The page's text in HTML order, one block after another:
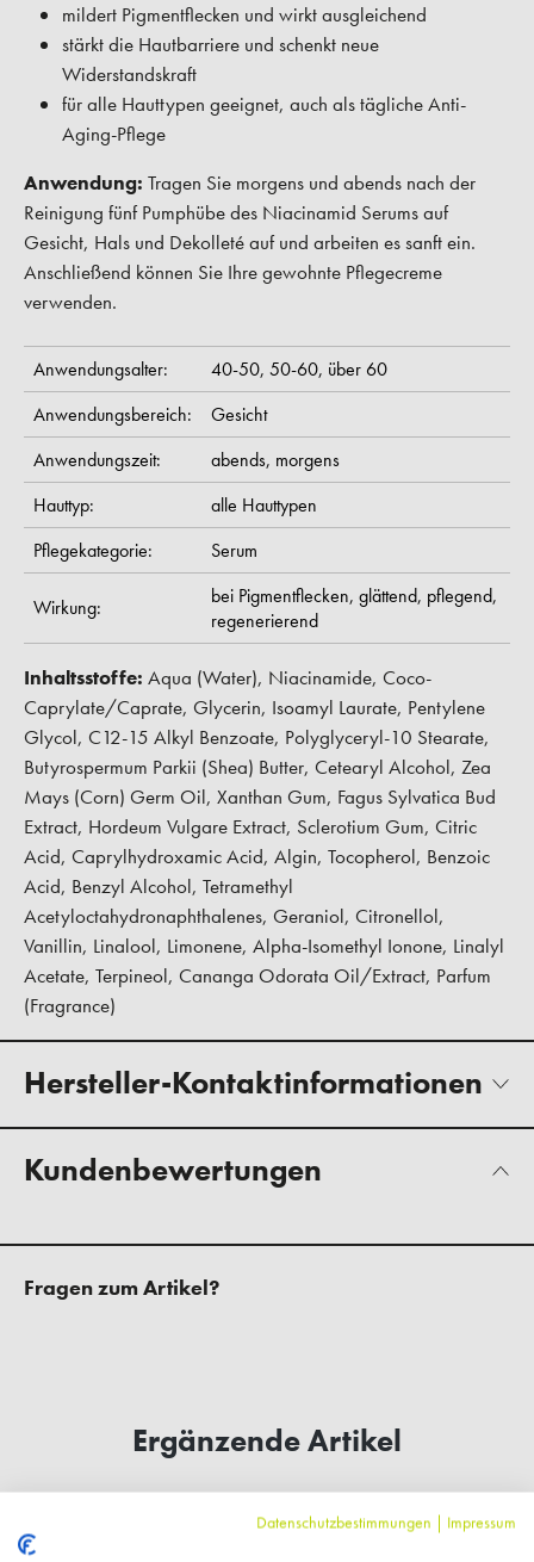
mildert Pigmentflecken und wirkt ausgleichend
stärkt die Hautbarriere und schenkt neue
Widerstandskraft
für alle Hauttypen geeignet, auch als tägliche Anti-
Aging-Pflege
Anwendung: Tragen Sie morgens und abends nach der
Reinigung fünf Pumphübe des Niacinamid Serums auf
Gesicht, Hals und Dekolleté auf und arbeiten es sanft ein.
Anschließend können Sie Ihre gewohnte Pflegecreme
verwenden.
Anwendungsalter: 40-50, 50-60, über 60
Anwendungsbereich:
Gesicht
Anwendungszeit:
abends, morgens
Hauttyp:
alle Hauttypen
Pflegekategorie:
Serum
Wirkung: bei Pigmentflecken, glättend, pflegend,
regenerierend
Inhaltsstoffe: Aqua (Water), Niacinamide, Coco-
Caprylate/Caprate, Glycerin, Isoamyl Laurate, Pentylene
Glycol, C12-15 Alkyl Benzoate, Polyglyceryl-10 Stearate,
Butyrospermum Parkii (Shea) Butter, Cetearyl Alcohol, Zea
Mays (Corn) Germ Oil, Xanthan Gum, Fagus Sylvatica Bud
Extract, Hordeum Vulgare Extract, Sclerotium Gum, Citric
Acid, Caprylhydroxamic Acid, Algin, Tocopherol, Benzoic
Acid, Benzyl Alcohol, Tetramethyl
Acetyloctahydronaphthalenes, Geraniol, Citronellol,
Vanillin, Linalool, Limonene, Alpha-Isomethyl Ionone, Linalyl
Acetate, Terpineol, Cananga Odorata Oil/Extract, Parfum
(Fragrance)
Hersteller-Kontaktinformationen
Kundenbewertungen
Fragen zum Artikel?
Ergänzende Artikel
Datenschutzbestimmungen | Impressum